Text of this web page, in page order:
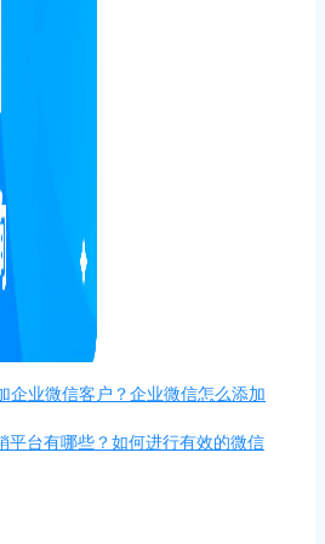
企业微信客户？企业微信怎么添加
平台有哪些？如何进行有效的微信